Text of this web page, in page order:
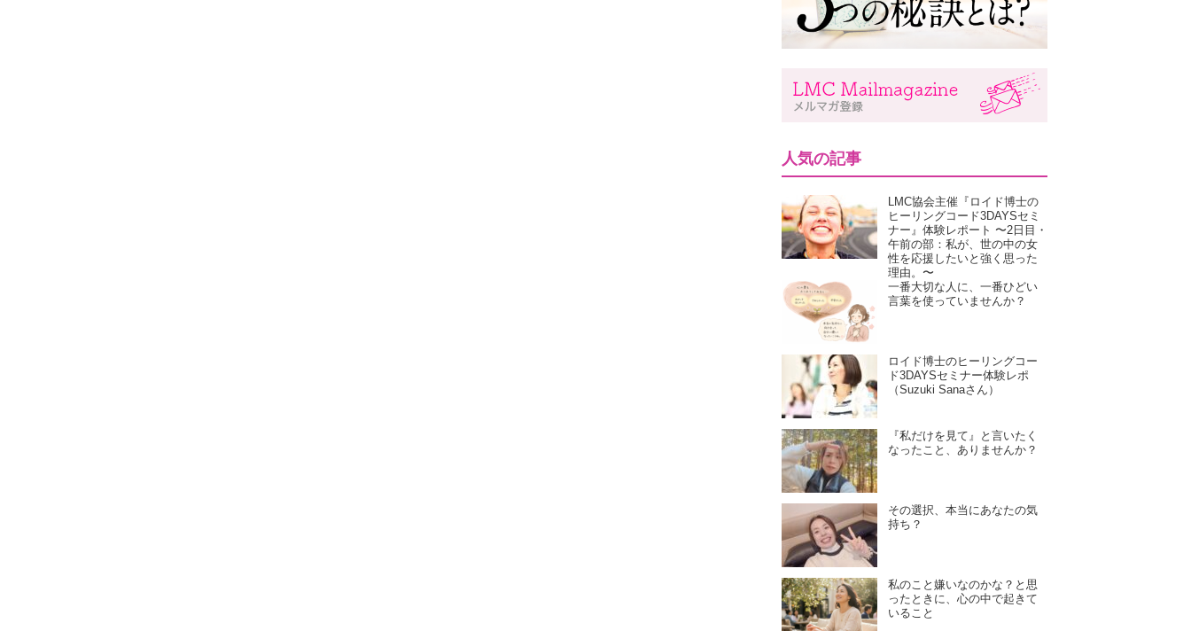
人気の記事
LMC協会主催『ロイド博士の
ヒーリングコード3DAYSセミ
ナー』体験レポート 〜2日目・
午前の部：私が、世の中の女
性を応援したいと強く思った
理由。〜
一番大切な人に、一番ひどい
言葉を使っていませんか？
ロイド博士のヒーリングコー
ド3DAYSセミナー体験レポ
（Suzuki Sanaさん）
『私だけを見て』と言いたく
なったこと、ありませんか？
その選択、本当にあなたの気
持ち？
私のこと嫌いなのかな？と思
ったときに、心の中で起きて
いること